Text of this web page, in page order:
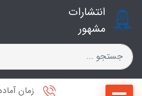
انتشارات
مشهور